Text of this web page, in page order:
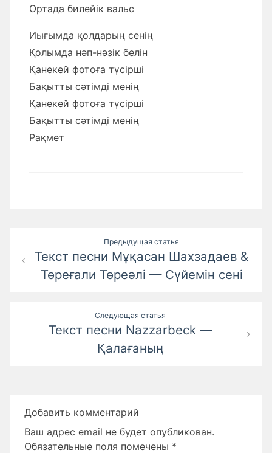
Ортада билейік вальс
Иығымда қолдарың сенің
Қолымда нәп-нәзік белін
Қанекей фотоға түсірші
Бақытты сәтімді менің
Қанекей фотоға түсірші
Бақытты сәтімді менің
Рақмет
по
записям
Предыдущая статья
Текст песни Мұқасан Шахзадаев &
Төреғали Төреәлі — Сүйемін сені
Следующая статья
Текст песни Nazzarbeck —
Қалағаның
Добавить комментарий
Ваш адрес email не будет опубликован.
Обязательные поля помечены *